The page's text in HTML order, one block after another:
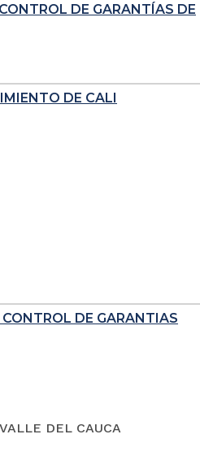
DE GARANTÍAS DE
DE CALI
DE GARANTIAS
DEL CAUCA